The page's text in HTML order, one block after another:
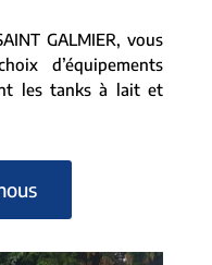
GALMIER, vous
d’équipements
les tanks à lait et